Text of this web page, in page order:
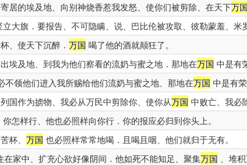
居的埃及地、向别神烧香惹我发怒、使你们被剪除、在天下万国
大旗．要报告、不可隐瞒、说、巴比伦被攻取、彼勒蒙羞、米
、使天下沉醉． 万国 喝了他的酒就颠狂了。
埃及地、到我为他们察看的流奶与蜜之地．那地在万国 中是有
不领他们进入我所赐给他们流奶与蜜之地、那地在万国 中是有
国作为掳物、我必从万民中剪除你、使你从万国 中败亡、我必
你怎样行、他也必照样向你行．你的报应必归到你头上。
杯、 万国 也必照样常常地喝．且喝且咽、他们就归于无有。
家中、扩充心欲好像阴间．他如死不能知足、聚集万国 、堆